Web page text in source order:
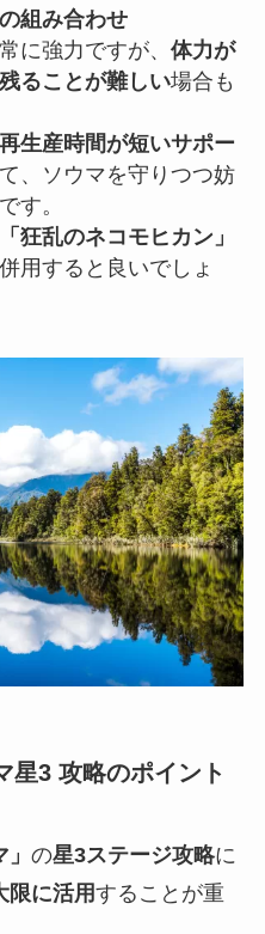
組み合わせ
に強力ですが、 体力が
ることが難しい場合も
再生産時間が短いサポー
、ソウマを守りつつ妨
す。
狂乱のネコモヒカン」
用すると良いでしょ
星3 攻略のポイント
の星3ステージ攻略に
限に活用することが重